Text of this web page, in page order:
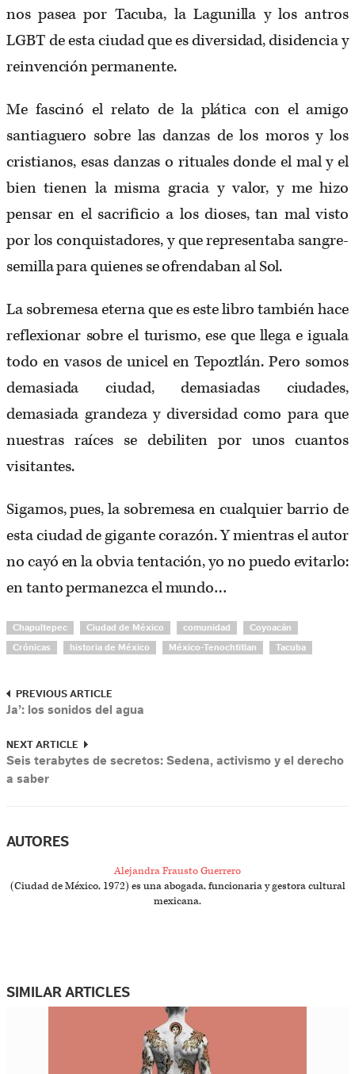
nos pasea por Tacuba, la Lagunilla y los antros
LGBT de esta ciudad que es diversidad, disidencia y
reinvención permanente.
Me fascinó el relato de la plática con el amigo
santiaguero sobre las danzas de los moros y los
cristianos, esas danzas o rituales donde el mal y el
bien tienen la misma gracia y valor, y me hizo
pensar en el sacrificio a los dioses, tan mal visto
por los conquistadores, y que representaba sangre-
semilla para quienes se ofrendaban al Sol.
La sobremesa eterna que es este libro también hace
reflexionar sobre el turismo, ese que llega e iguala
todo en vasos de unicel en Tepoztlán. Pero somos
demasiada ciudad, demasiadas ciudades,
demasiada grandeza y diversidad como para que
nuestras raíces se debiliten por unos cuantos
visitantes.
Sigamos, pues, la sobremesa en cualquier barrio de
esta ciudad de gigante corazón. Y mientras el autor
no cayó en la obvia tentación, yo no puedo evitarlo:
en tanto permanezca el mundo…
Chapultepec Ciudad de México comunidad Coyoacán
Crónicas historia de México México-Tenochtitlan Tacuba
PREVIOUS ARTICLE
Ja’: los sonidos del agua
NEXT ARTICLE
Seis terabytes de secretos: Sedena, activismo y el derecho
a saber
AUTORES
Alejandra Frausto Guerrero
(Ciudad de México, 1972) es una abogada, funcionaria y gestora cultural
mexicana.
SIMILAR ARTICLES